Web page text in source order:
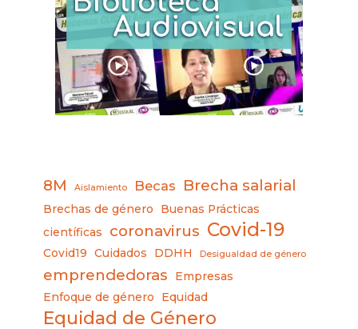
8M Aislamiento Becas Brecha salarial
Brechas de género
Buenas Prácticas
científicas
coronavirus Covid-19
Covid19 Cuidados DDHH Desigualdad de género
emprendedoras
Empresas
Enfoque de género
Equidad
Equidad de Género